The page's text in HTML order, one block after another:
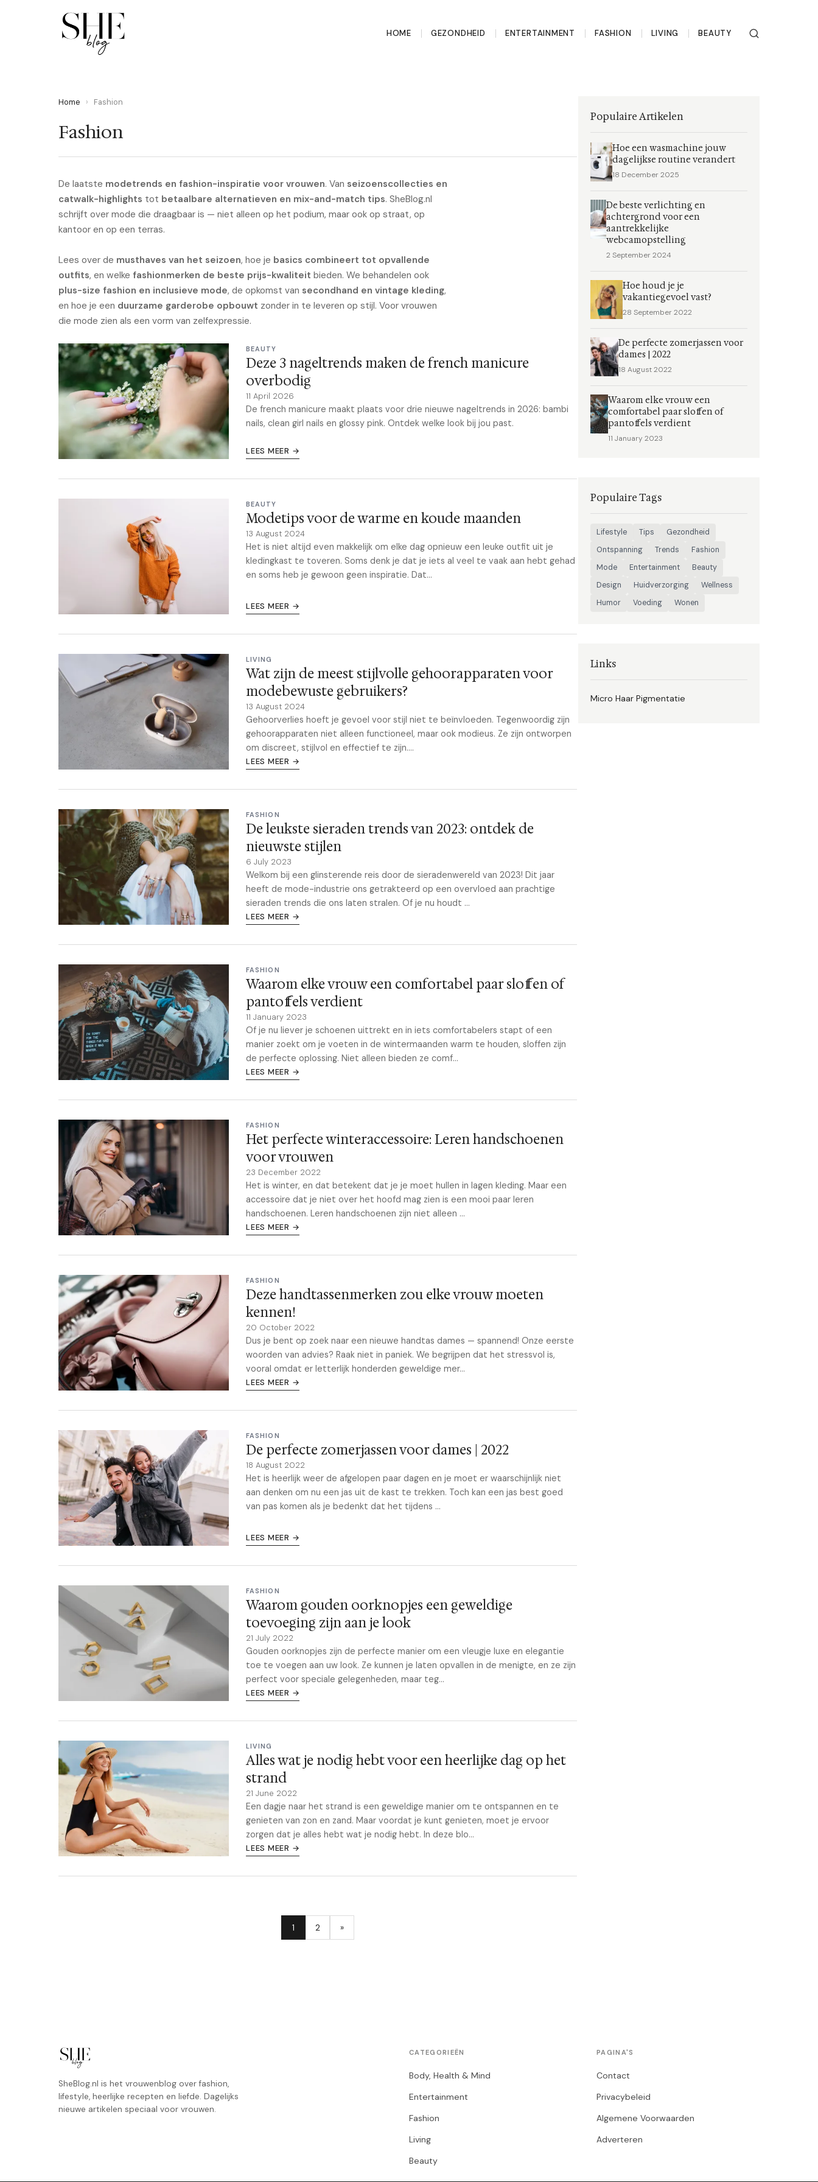
HOME GEZONDHEID ENTERTAINMENT FASHION LIVING BEAUTY
Home › Fashion
Fashion
De laatste modetrends en fashion-inspiratie voor vrouwen. Van seizoenscollecties en
catwalk-highlights tot betaalbare alternatieven en mix-and-match tips. SheBlog.nl
schrijft over mode die draagbaar is — niet alleen op het podium, maar ook op straat, op
kantoor en op een terras.
Lees over de musthaves van het seizoen, hoe je basics combineert tot opvallende
outfits, en welke fashionmerken de beste prijs-kwaliteit bieden. We behandelen ook
plus-size fashion en inclusieve mode, de opkomst van secondhand en vintage kleding,
en hoe je een duurzame garderobe opbouwt zonder in te leveren op stijl. Voor vrouwen
die mode zien als een vorm van zelfexpressie.
BEAUTY
Deze 3 nageltrends maken de french manicure
overbodig
11 April 2026
De french manicure maakt plaats voor drie nieuwe nageltrends in 2026: bambi
nails, clean girl nails en glossy pink. Ontdek welke look bij jou past.
LEES MEER →
BEAUTY
Modetips voor de warme en koude maanden
13 August 2024
Het is niet altijd even makkelijk om elke dag opnieuw een leuke outfit uit je
kledingkast te toveren. Soms denk je dat je iets al veel te vaak aan hebt gehad
en soms heb je gewoon geen inspiratie. Dat...
LEES MEER →
LIVING
Wat zijn de meest stijlvolle gehoorapparaten voor
modebewuste gebruikers?
13 August 2024
Gehoorverlies hoeft je gevoel voor stijl niet te beïnvloeden. Tegenwoordig zijn
gehoorapparaten niet alleen functioneel, maar ook modieus. Ze zijn ontworpen
om discreet, stijlvol en effectief te zijn....
LEES MEER →
FASHION
De leukste sieraden trends van 2023: ontdek de
nieuwste stijlen
6 July 2023
Welkom bij een glinsterende reis door de sieradenwereld van 2023! Dit jaar
heeft de mode-industrie ons getrakteerd op een overvloed aan prachtige
sieraden trends die ons laten stralen. Of je nu houdt ...
LEES MEER →
FASHION
Waarom elke vrouw een comfortabel paar sloffen of
pantoffels verdient
11 January 2023
Of je nu liever je schoenen uittrekt en in iets comfortabelers stapt of een
manier zoekt om je voeten in de wintermaanden warm te houden, sloffen zijn
de perfecte oplossing. Niet alleen bieden ze comf...
LEES MEER →
FASHION
Het perfecte winteraccessoire: Leren handschoenen
voor vrouwen
23 December 2022
Het is winter, en dat betekent dat je je moet hullen in lagen kleding. Maar een
accessoire dat je niet over het hoofd mag zien is een mooi paar leren
handschoenen. Leren handschoenen zijn niet alleen ...
LEES MEER →
FASHION
Deze handtassenmerken zou elke vrouw moeten
kennen!
20 October 2022
Dus je bent op zoek naar een nieuwe handtas dames — spannend! Onze eerste
woorden van advies? Raak niet in paniek. We begrijpen dat het stressvol is,
vooral omdat er letterlijk honderden geweldige mer...
LEES MEER →
FASHION
De perfecte zomerjassen voor dames | 2022
18 August 2022
Het is heerlijk weer de afgelopen paar dagen en je moet er waarschijnlijk niet
aan denken om nu een jas uit de kast te trekken. Toch kan een jas best goed
van pas komen als je bedenkt dat het tijdens ...
LEES MEER →
FASHION
Waarom gouden oorknopjes een geweldige
toevoeging zijn aan je look
21 July 2022
Gouden oorknopjes zijn de perfecte manier om een vleugje luxe en elegantie
toe te voegen aan uw look. Ze kunnen je laten opvallen in de menigte, en ze zijn
perfect voor speciale gelegenheden, maar teg...
LEES MEER →
LIVING
Alles wat je nodig hebt voor een heerlijke dag op het
strand
21 June 2022
Een dagje naar het strand is een geweldige manier om te ontspannen en te
genieten van zon en zand. Maar voordat je kunt genieten, moet je ervoor
zorgen dat je alles hebt wat je nodig hebt. In deze blo...
LEES MEER →
1 2 »
Populaire Artikelen
Hoe een wasmachine jouw
dagelijkse routine verandert
18 December 2025
De beste verlichting en
achtergrond voor een
aantrekkelijke
webcamopstelling
2 September 2024
Hoe houd je je
vakantiegevoel vast?
28 September 2022
De perfecte zomerjassen voor
dames | 2022
18 August 2022
Waarom elke vrouw een
comfortabel paar sloffen of
pantoffels verdient
11 January 2023
Populaire Tags
Lifestyle Tips
Gezondheid
Ontspanning
Trends
Fashion
Mode
Entertainment
Beauty
Design
Huidverzorging
Wellness
Humor
Voeding Wonen
Links
Micro Haar Pigmentatie
SheBlog.nl is het vrouwenblog over fashion,
lifestyle, heerlijke recepten en liefde. Dagelijks
nieuwe artikelen speciaal voor vrouwen.
CATEGORIEËN
Body, Health & Mind
Entertainment
Fashion
Living
Beauty
PAGINA'S
Contact
Privacybeleid
Algemene Voorwaarden
Adverteren